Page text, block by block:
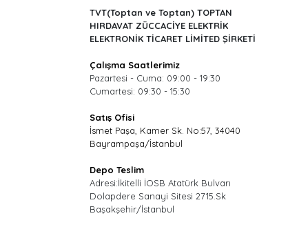
TVT(Toptan ve Toptan) TOPTAN
HIRDAVAT ZÜCCACİYE ELEKTRİK
ELEKTRONİK TİCARET LİMİTED ŞİRKETİ
Çalışma Saatlerimiz
Pazartesi - Cuma: 09:00 - 19:30
Cumartesi: 09:30 - 15:30
Satış Ofisi
İsmet Paşa, Kamer Sk. No:57, 34040
Bayrampaşa/İstanbul
Depo Teslim
Adresi:İkitelli İOSB Atatürk Bulvarı
Dolapdere Sanayi Sitesi 2715.Sk
Başakşehir/İstanbul